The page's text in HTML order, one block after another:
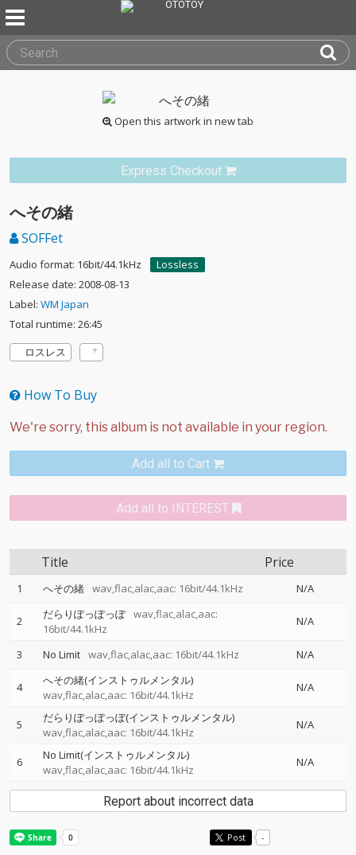
Open this artwork in new tab
Express Checkout
へその緒
SOFFet
Audio format: 16bit/44.1kHz
Lossless
Release date: 2008-08-13
Label: WM Japan
Total runtime: 26:45
ロスレス
How To Buy
Add all to Cart
Add all to INTEREST
Title Price
1 へその緒 wav,flac,alac,aac: 16bit/44.1kHz N/A
2 だらりぽっぽっぽ wav,flac,alac,aac:
16bit/44.1kHz
N/A
3 No Limit wav,flac,alac,aac: 16bit/44.1kHz N/A
4
へその緒(インストゥルメンタル)
wav,flac,alac,aac: 16bit/44.1kHz
N/A
5
だらりぽっぽっぽ(インストゥルメンタル)
wav,flac,alac,aac: 16bit/44.1kHz
N/A
6
No Limit(インストゥルメンタル)
wav,flac,alac,aac: 16bit/44.1kHz
N/A
Report about incorrect data
Post -